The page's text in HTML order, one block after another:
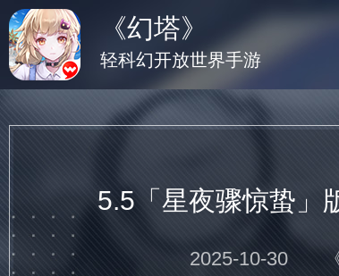
5.5「星夜骤惊蛰」
2025-10-30
《幻塔》
轻科幻开放世界手游